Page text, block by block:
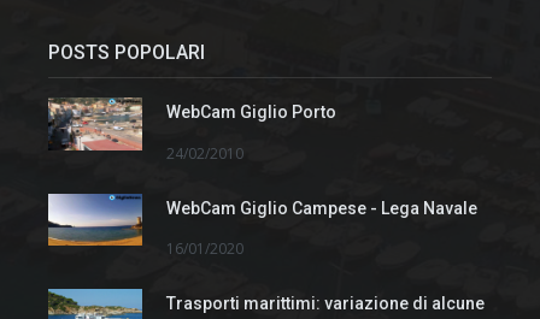
POSTS POPOLARI
WebCam Giglio Porto
24/02/2010
WebCam Giglio Campese - Lega Navale
16/01/2020
Trasporti marittimi: variazione di alcune